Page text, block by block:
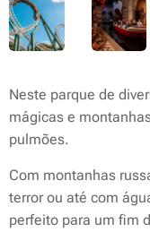
Neste parque de
mágicas e
pulmões.
Com montanhas
terror ou até com
perfeito para um fim